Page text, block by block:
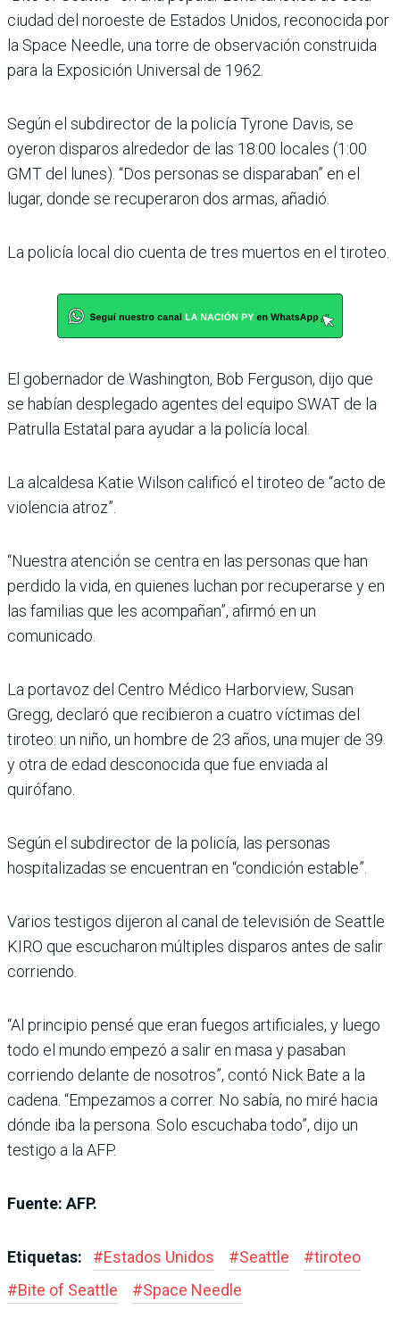
ciudad del noroeste de Estados Unidos, reconocida por
la Space Needle, una torre de observación construida
para la Exposición Universal de 1962.
Según el subdirector de la policía Tyrone Davis, se
oyeron disparos alrededor de las 18:00 locales (1:00
GMT del lunes). “Dos personas se disparaban” en el
lugar, donde se recuperaron dos armas, añadió.
La policía local dio cuenta de tres muertos en el tiroteo.
El gobernador de Washington, Bob Ferguson, dijo que
se habían desplegado agentes del equipo SWAT de la
Patrulla Estatal para ayudar a la policía local.
La alcaldesa Katie Wilson calificó el tiroteo de “acto de
violencia atroz”.
“Nuestra atención se centra en las personas que han
perdido la vida, en quienes luchan por recuperarse y en
las familias que les acompañan”, afirmó en un
comunicado.
La portavoz del Centro Médico Harborview, Susan
Gregg, declaró que recibieron a cuatro víctimas del
tiroteo: un niño, un hombre de 23 años, una mujer de 39
y otra de edad desconocida que fue enviada al
quirófano.
Según el subdirector de la policía, las personas
hospitalizadas se encuentran en “condición estable”.
Varios testigos dijeron al canal de televisión de Seattle
KIRO que escucharon múltiples disparos antes de salir
corriendo.
“Al principio pensé que eran fuegos artificiales, y luego
todo el mundo empezó a salir en masa y pasaban
corriendo delante de nosotros”, contó Nick Bate a la
cadena. “Empezamos a correr. No sabía, no miré hacia
dónde iba la persona. Solo escuchaba todo”, dijo un
testigo a la AFP.
Fuente: AFP.
Etiquetas: #Estados Unidos #Seattle #tiroteo
#Bite of Seattle #Space Needle